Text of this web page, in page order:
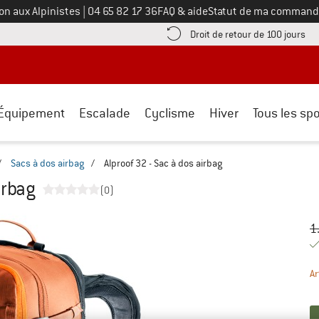
aux Alpinistes Appelez-nous au
04 65 82 17 36FAQ & aideStatut de ma
les informations de paiement ici ! Ouvre une boîte d'information
Droit de retour de 100 jours
Escalade Cyclisme Hiver Tous les
Sacs à dos airbag / Alproof 32 - Sac à dos airbag
(0)